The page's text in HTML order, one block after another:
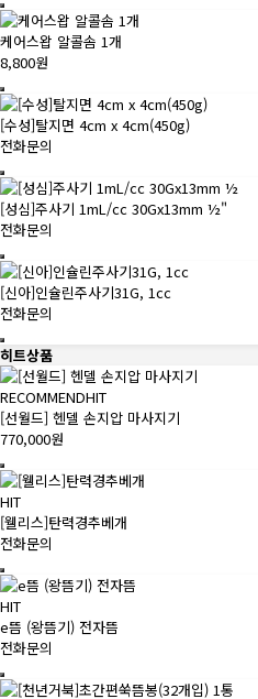
케어스왑 알콜솜 1개
8,800원
[수성]탈지면 4cm x 4cm(450g)
전화문의
[성심]주사기 1mL/cc 30Gx13mm ½"
전화문의
[신아]인슐린주사기31G, 1cc
전화문의
히트상품
RECOMMENDHIT
[선월드] 헨델 손지압 마사지기
770,000원
HIT
[웰리스]탄력경추베개
전화문의
HIT
e뜸 (왕뜸기) 전자뜸
전화문의